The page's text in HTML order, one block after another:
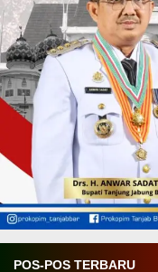
POS-POS TERBARU